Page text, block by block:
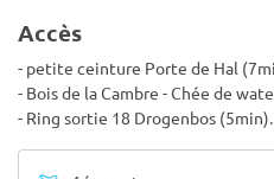
Accès
- petite ceinture Porte de Hal
- Bois de la Cambre - Chée de
- Ring sortie 18 Drogenbos (5min).